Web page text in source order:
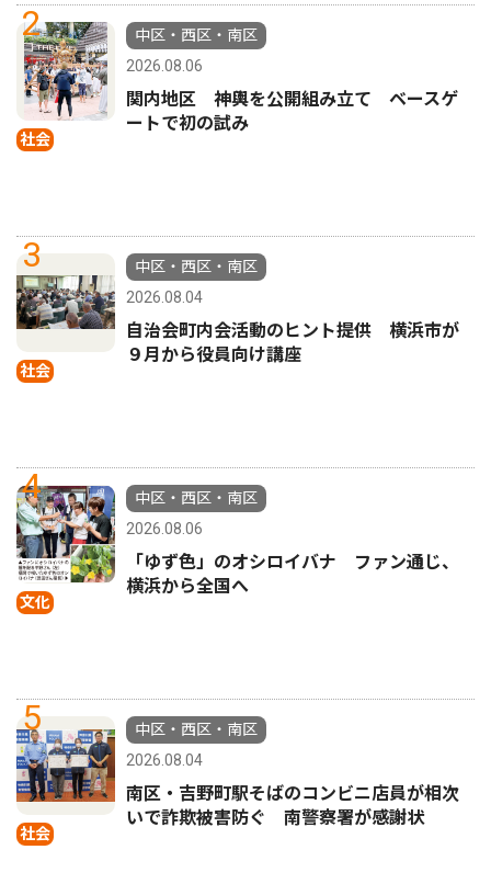
2
社会
中区・西区・南区
2026.08.06
関内地区 神輿を公開組み立て ベースゲ
ートで初の試み
3
社会
中区・西区・南区
2026.08.04
自治会町内会活動のヒント提供 横浜市が
９月から役員向け講座
4
文化
中区・西区・南区
2026.08.06
「ゆず色」のオシロイバナ ファン通じ、
横浜から全国へ
5
社会
中区・西区・南区
2026.08.04
南区・吉野町駅そばのコンビニ店員が相次
いで詐欺被害防ぐ 南警察署が感謝状